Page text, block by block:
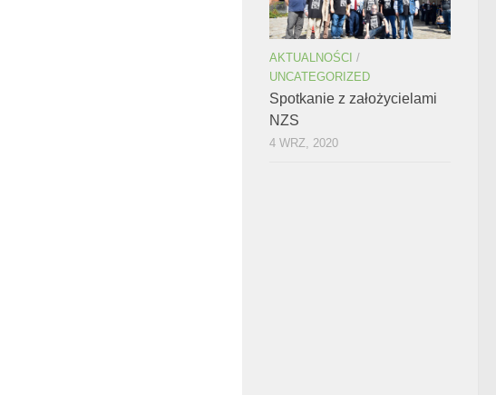
AKTUALNOŚCI /
UNCATEGORIZED
Spotkanie z założycielami
NZS
4 WRZ, 2020